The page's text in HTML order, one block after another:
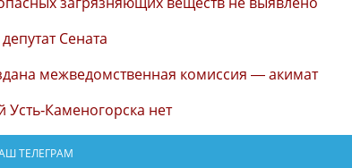
Сената
межведомственная комиссия — акимат
Усть-Каменогорска нет
ТЕЛЕГРАМ